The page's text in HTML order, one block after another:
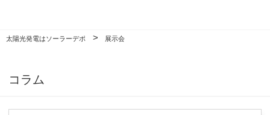
太陽光発電はソーラーデポ > 展示会
コラム